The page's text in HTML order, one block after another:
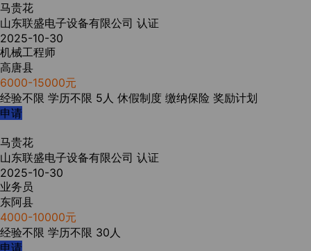
马贵花
山东联盛电子设备有限公司 认证
2025-10-30
机械工程师
高唐县
6000-15000元
经验不限 学历不限 5人 休假制度 缴纳保险 奖励计划
申请
马贵花
山东联盛电子设备有限公司 认证
2025-10-30
业务员
东阿县
4000-10000元
经验不限 学历不限 30人
申请